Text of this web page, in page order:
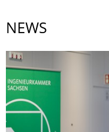
NEWS